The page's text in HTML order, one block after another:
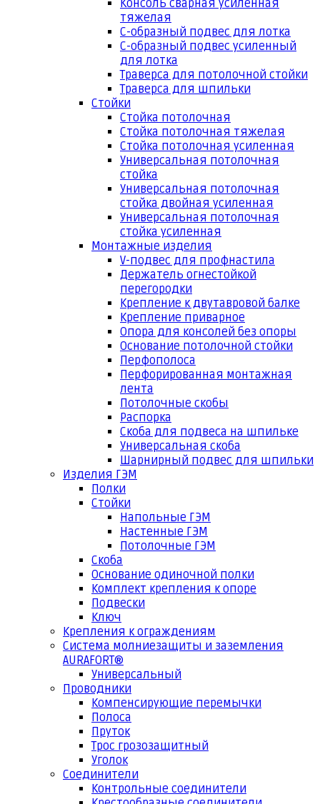
Консоль сварная усиленная
тяжелая
С-образный подвес для лотка
С-образный подвес усиленный
для лотка
Траверса для потолочной стойки
Траверса для шпильки
Стойки
Стойка потолочная
Стойка потолочная тяжелая
Стойка потолочная усиленная
Универсальная потолочная
стойка
Универсальная потолочная
стойка двойная усиленная
Универсальная потолочная
стойка усиленная
Монтажные изделия
V-подвес для профнастила
Держатель огнестойкой
перегородки
Крепление к двутавровой балке
Крепление приварное
Опора для консолей без опоры
Основание потолочной стойки
Перфополоса
Перфорированная монтажная
лента
Потолочные скобы
Распорка
Скоба для подвеса на шпильке
Универсальная скоба
Шарнирный подвес для шпильки
Изделия ГЭМ
Полки
Стойки
Напольные ГЭМ
Настенные ГЭМ
Потолочные ГЭМ
Скоба
Основание одиночной полки
Комплект крепления к опоре
Подвески
Ключ
Крепления к ограждениям
Система молниезащиты и заземления
AURAFORT®
Универсальный
Проводники
Компенсирующие перемычки
Полоса
Пруток
Трос грозозащитный
Уголок
Соединители
Контрольные соединители